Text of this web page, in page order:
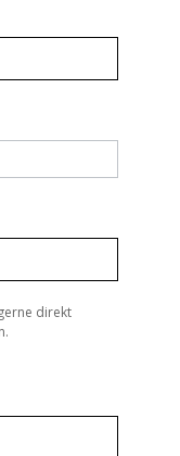
direkt